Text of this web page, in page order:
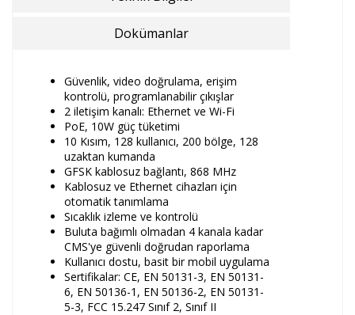
Dokümanlar
Güvenlik, video doğrulama, erişim
kontrolü, programlanabilir çıkışlar
2 iletişim kanalı: Ethernet ve Wi-Fi
PoE, 10W güç tüketimi
10 Kısım, 128 kullanıcı, 200 bölge, 128
uzaktan kumanda
GFSK kablosuz bağlantı, 868 MHz
Kablosuz ve Ethernet cihazları için
otomatik tanımlama
Sıcaklık izleme ve kontrolü
Buluta bağımlı olmadan 4 kanala kadar
CMS'ye güvenli doğrudan raporlama
Kullanıcı dostu, basit bir mobil uygulama
Sertifikalar: CE, EN 50131-3, EN 50131-
6, EN 50136-1, EN 50136-2, EN 50131-
5-3, FCC 15.247 Sınıf 2, Sınıf II